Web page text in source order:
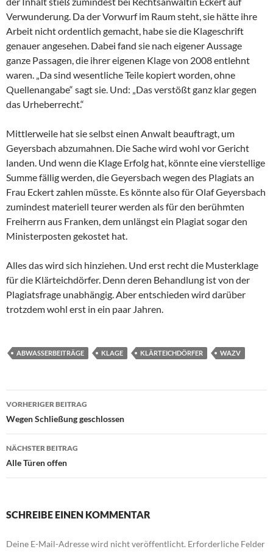
Verwunderung. Da der Vorwurf im Raum steht, sie hätte ihre
Arbeit nicht ordentlich gemacht, habe sie die Klageschrift
genauer angesehen. Dabei fand sie nach eigener Aussage
ganze Passagen, die ihrer eigenen Klage von 2008 entlehnt
waren. „Da sind wesentliche Teile kopiert worden, ohne
Quellenangabe“ sagt sie. Und: „Das verstößt ganz klar gegen
das Urheberrecht.“
Mittlerweile hat sie selbst einen Anwalt beauftragt, um
Geyersbach abzumahnen. Die Sache wird wohl vor Gericht
landen. Und wenn die Klage Erfolg hat, könnte eine vierstellige
Summe fällig werden, die Geyersbach wegen des Plagiats an
Frau Eckert zahlen müsste. Es könnte also für Olaf Geyersbach
zumindest materiell teurer werden als für den berühmten
Freiherrn aus Franken, dem unlängst ein Plagiat sogar den
Ministerposten gekostet hat.
Alles das wird sich hinziehen. Und erst recht die Musterklage
für die Klärteichdörfer. Denn deren Behandlung ist von der
Plagiatsfrage unabhängig. Aber entschieden wird darüber
trotzdem wohl erst in ein paar Jahren.
ABWASSERBEITRÄGE KLAGE KLÄRTEICHDÖRFER WAZV
Beitragsnavigation
VORHERIGER BEITRAG
Wegen Schließung geschlossen
NÄCHSTER BEITRAG
Alle Türen offen
SCHREIBE EINEN KOMMENTAR
Deine E-Mail-Adresse wird nicht veröffentlicht. Erforderliche Felder